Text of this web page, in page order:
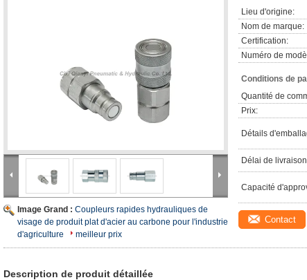
Image Grand : Coupleurs rapides hydrauliques de
visage de produit plat d'acier au carbone pour l'industrie
d'agriculture
meilleur prix
Lieu d'origine:
Nom de marque:
Certification:
Numéro de
Conditions de
Quantité de
Prix:
Détails
Délai de
Capacité
Contact
Description de produit détaillée